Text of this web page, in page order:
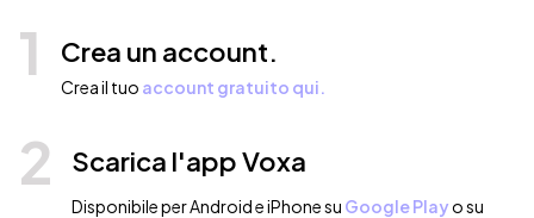
1 Crea un account.
Crea il tuo account gratuito qui.
2 Scarica l'app Voxa
Disponibile per Android e iPhone su Google Playo su